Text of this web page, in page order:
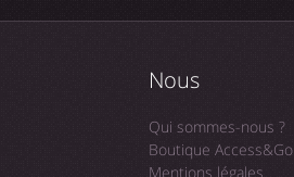
Nous
Qui sommes-nous ?
Boutique Access&Go
Mentions légales